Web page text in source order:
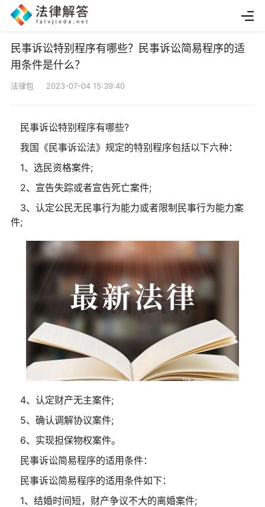
民事诉讼特别程序有哪些？民事诉讼简易程序的适
用条件是什么？
法律包 2023-07-04 15:39:40
民事诉讼特别程序有哪些?
我国《民事诉讼法》规定的特别程序包括以下六种：
1、选民资格案件;
2、宣告失踪或者宣告死亡案件;
3、认定公民无民事行为能力或者限制民事行为能力案
件;
4、认定财产无主案件;
5、确认调解协议案件;
6、实现担保物权案件。
民事诉讼简易程序的适用条件：
民事诉讼简易程序的适用条件如下：
1、结婚时间短，财产争议不大的离婚案件;